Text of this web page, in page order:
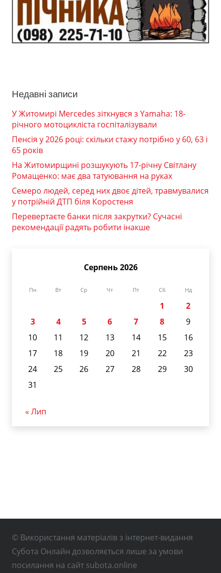
Недавні записи
У Житомирі Mercedes зіткнувся з Yamaha: 18-
річного мотоцикліста госпіталізували
Пенсія у 2026 році: скільки стажу потрібно у 60, 63 і
65 років
На Житомирщині розшукують 17-річну Світлану
Ромащенко: має два татуювання на руках
Семеро людей, серед них двоє дітей, травмувалися
у потрійній ДТП біля Коростеня
Перевертаєте банки після закрутки? Сучасні
рекомендації радять робити інакше
Серпень 2026
Пн Вт Ср Чт Пт Сб Нд
1
2
3
4 5 6 7 8
9
10
11 12 13 14 15
16
17
18 19 20 21 22
23
24
25 26 27 28 29
30
31
« Лип
© Використання матеріалів з інтернет-видання
Субота Онлайн дозволяється лише за умови
посилання на сайт subota.online